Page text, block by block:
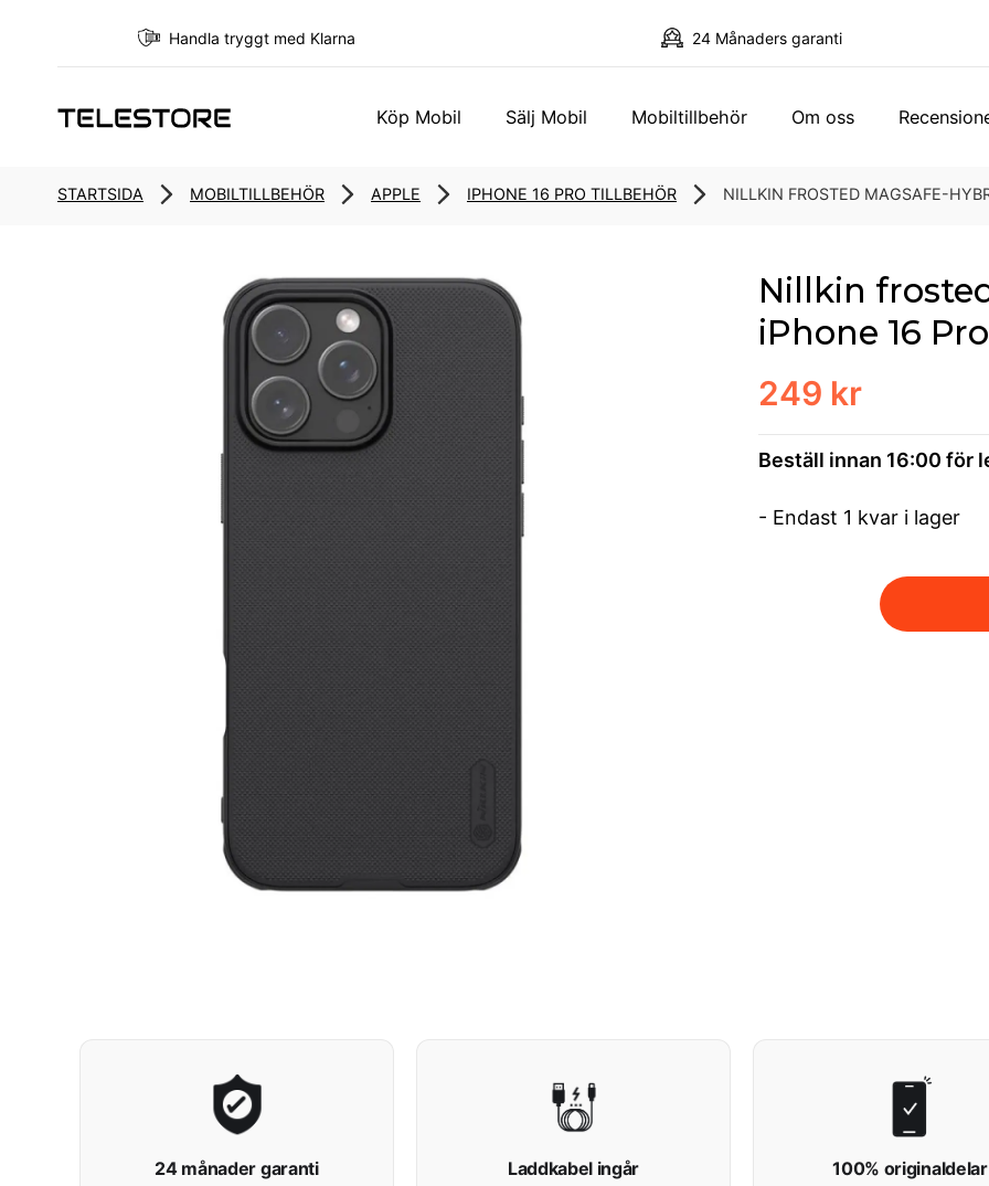
Handla tryggt med Klarna 24 Månaders garanti
Köp Mobil Sälj Mobil Mobiltillbehör Om oss
STARTSIDA MOBILTILLBEHÖR APPLE IPHONE 16 PRO TILLBEHÖR NILLKIN FROSTED MAGSAFE-
Nillkin
iPhone 16 Pro
249 kr
Beställ innan 16:00 för
- Endast 1 kvar i lager
24 månader garanti Laddkabel ingår 100% originaldelar